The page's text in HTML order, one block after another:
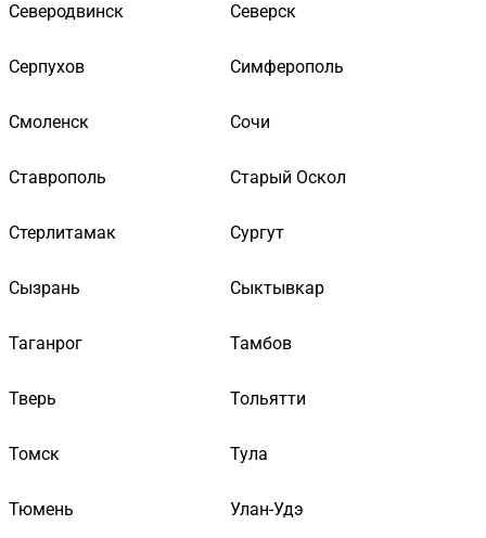
Северодвинск Северск
Серпухов Симферополь
Смоленск Сочи
Ставрополь Старый Оскол
Стерлитамак Сургут
Сызрань Сыктывкар
Таганрог Тамбов
Тверь Тольятти
Томск Тула
Тюмень Улан-Удэ